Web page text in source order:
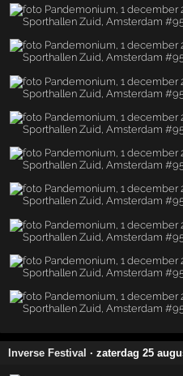
Inverse Festival · zaterdag 25